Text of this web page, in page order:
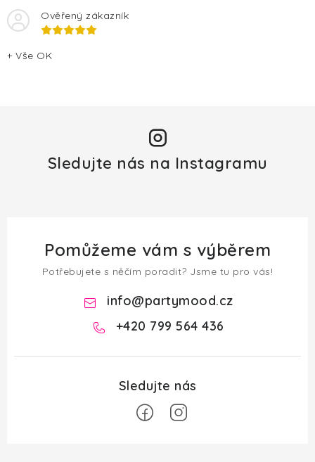
Ověřený zákazník
+ Vše OK
Sledujte nás na Instagramu
Pomůžeme vám s výběrem
Potřebujete s něčím poradit? Jsme tu pro vás!
info@partymood.cz
+420 799 564 436